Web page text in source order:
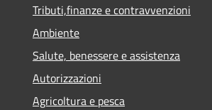
Tributi,finanze e contravvenzioni
Ambiente
Salute, benessere e assistenza
Autorizzazioni
Agricoltura e pesca